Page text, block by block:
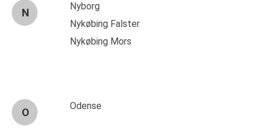
N
Nyborg
Nykøbing Falster
Nykøbing Mors
O
Odense